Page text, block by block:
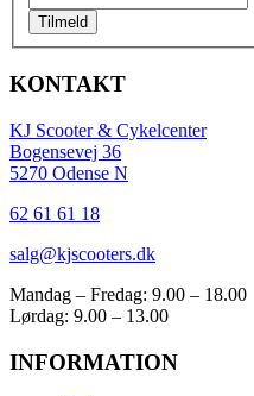
Tilmeld
KONTAKT
KJ Scooter & Cykelcenter
Bogensevej 36
5270 Odense N
62 61 61 18
salg@kjscooters.dk
Mandag – Fredag: 9.00 – 18.00
Lørdag: 9.00 – 13.00
INFORMATION